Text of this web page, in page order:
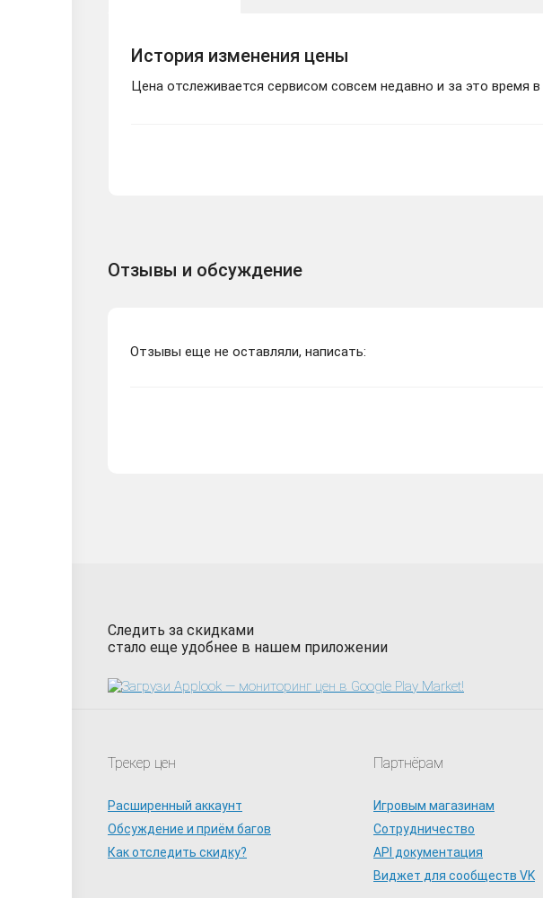
История изменения цены
Цена отслеживается сервисом совсем недавно и за это время
Отзывы и обсуждение
Отзывы еще не оставляли, написать:
Следить за скидками
стало еще удобнее в нашем приложении
Трекер цен
Расширенный аккаунт
Обсуждение и приём багов
Как отследить скидку?
Партнёрам
Игровым магазинам
Сотрудничество
API документация
Виджет для сообществ VK